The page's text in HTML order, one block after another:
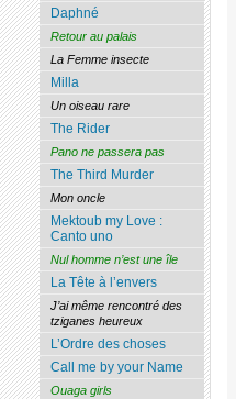
Daphné
Retour au palais
La Femme insecte
Milla
Un oiseau rare
The Rider
Pano ne passera pas
The Third Murder
Mon oncle
Mektoub my Love :
Canto uno
Nul homme n’est une île
La Tête à l’envers
J’ai même rencontré des
tziganes heureux
L’Ordre des choses
Call me by your Name
Ouaga girls